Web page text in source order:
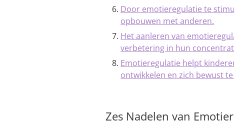
Door emotieregulatie te
opbouwen met anderen.
Het aanleren van
verbetering in hun
Emotieregulatie helpt
ontwikkelen en zich bewust
Zes Nadelen van